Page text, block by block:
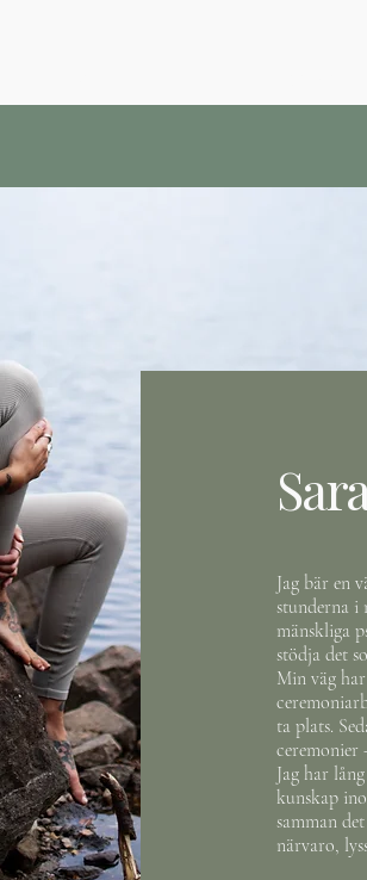
Jag bär en
stunderna i
mänskliga
stödja det
Min väg
ta plats.
Jag har
kunskap
samman
närvaro,